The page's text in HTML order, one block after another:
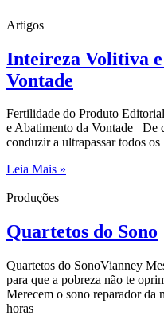
Artigos
Inteireza Volitiva
Vontade
Fertilidade do Produto
e Abatimento da Vontade De
conduzir a ultrapassar todos
Leia Mais »
Produções
Quartetos do Sono
Quartetos do SonoVianney
para que a pobreza não te
Merecem o sono reparador da
horas